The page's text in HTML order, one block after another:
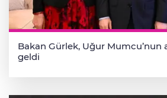
Bakan Gürlek, Uğur Mumcu’nun
geldi